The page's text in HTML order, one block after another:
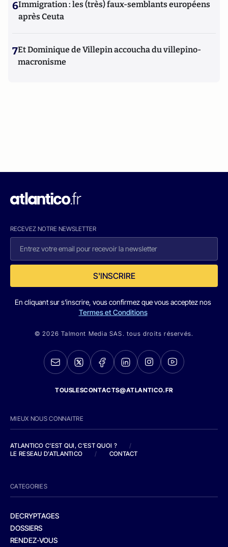
6Immigration : les (très) faux-semblants européens
après Ceuta
7Et Dominique de Villepin accoucha du villepino-
macronisme
RECEVEZ NOTRE NEWSLETTER
S'INSCRIRE
En cliquant sur s'inscrire, vous confirmez que vous acceptez nos
Termes et Conditions
© 2026 Talmont Media SAS. tous droits réservés.
TOUSLESCONTACTS@ATLANTICO.FR
MIEUX NOUS CONNAITRE
ATLANTICO C'EST QUI, C'EST QUOI ?
/
LE RESEAU D'ATLANTICO
/ CONTACT
CATEGORIES
DECRYPTAGES
DOSSIERS
RENDEZ-VOUS